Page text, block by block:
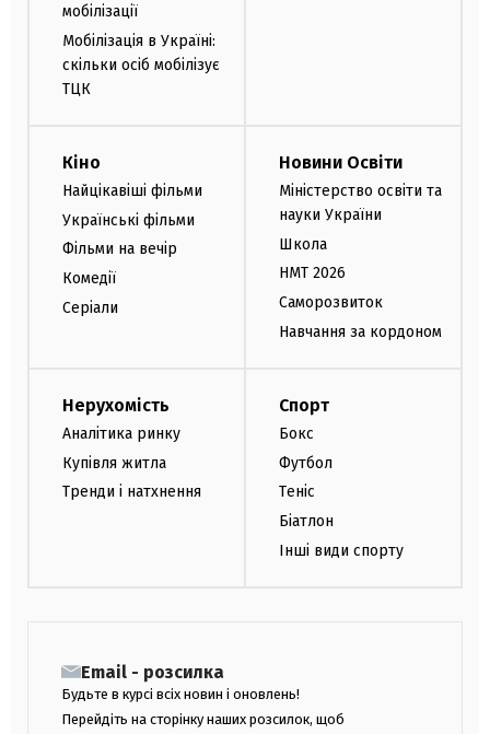
мобілізації
Мобілізація в Україні:
скільки осіб мобілізує
ТЦК
Кіно
Найцікавіші фільми
Українські фільми
Фільми на вечір
Комедії
Серіали
Новини Освіти
Міністерство освіти та
науки України
Школа
НМТ 2026
Саморозвиток
Навчання за кордоном
Нерухомість
Аналітика ринку
Купівля житла
Тренди і натхнення
Спорт
Бокс
Футбол
Теніс
Біатлон
Інші види спорту
Email - розсилка
Будьте в курсі всіх новин і оновлень!
Перейдіть на сторінку наших розсилок, щоб